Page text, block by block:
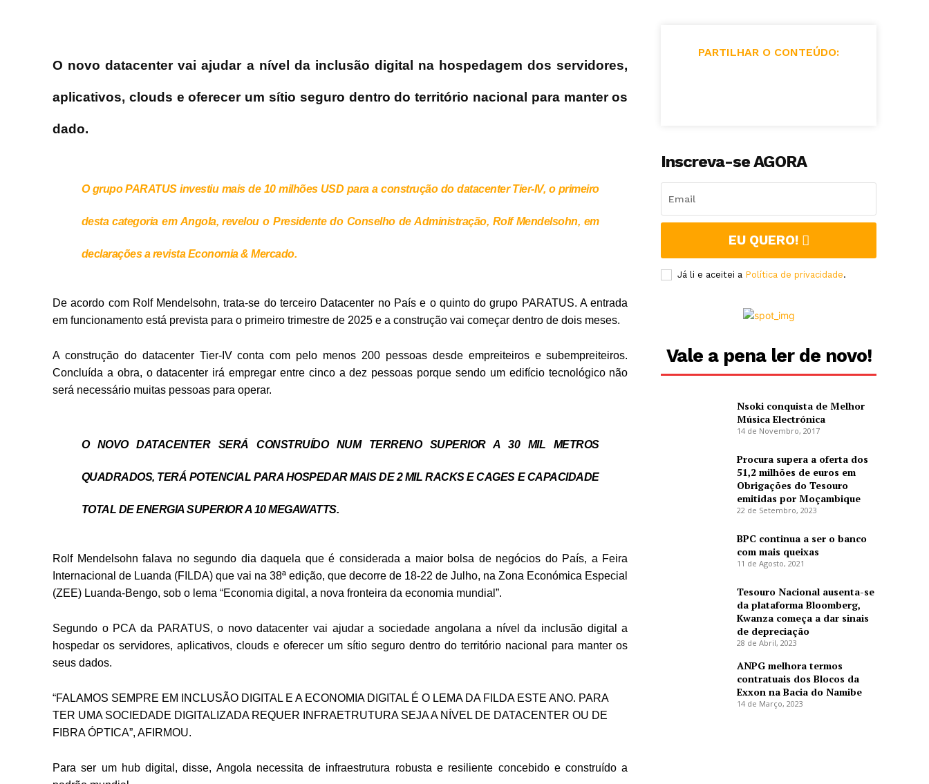
O novo datacenter vai ajudar a nível da inclusão digital na hospedagem dos servidores,
aplicativos, clouds e oferecer um sítio seguro dentro do território nacional para manter os
dado.
O grupo PARATUS investiu mais de 10 milhões USD para a construção do datacenter Tier-IV, o primeiro
desta categoria em Angola, revelou o Presidente do Conselho de Administração, Rolf Mendelsohn, em
declarações a revista Economia & Mercado.
De acordo com Rolf Mendelsohn, trata-se do terceiro Datacenter no País e o quinto do grupo PARATUS. A entrada
em funcionamento está prevista para o primeiro trimestre de 2025 e a construção vai começar dentro de dois meses.
A construção do datacenter Tier-IV conta com pelo menos 200 pessoas desde empreiteiros e subempreiteiros.
Concluída a obra, o datacenter irá empregar entre cinco a dez pessoas porque sendo um edifício tecnológico não
será necessário muitas pessoas para operar.
O NOVO DATACENTER SERÁ CONSTRUÍDO NUM TERRENO SUPERIOR A 30 MIL METROS
QUADRADOS, TERÁ POTENCIAL PARA HOSPEDAR MAIS DE 2 MIL RACKS E CAGES E CAPACIDADE
TOTAL DE ENERGIA SUPERIOR A 10 MEGAWATTS.
Rolf Mendelsohn falava no segundo dia daquela que é considerada a maior bolsa de negócios do País, a Feira
Internacional de Luanda (FILDA) que vai na 38ª edição, que decorre de 18-22 de Julho, na Zona Económica Especial
(ZEE) Luanda-Bengo, sob o lema “Economia digital, a nova fronteira da economia mundial”.
Segundo o PCA da PARATUS, o novo datacenter vai ajudar a sociedade angolana a nível da inclusão digital a
hospedar os servidores, aplicativos, clouds e oferecer um sítio seguro dentro do território nacional para manter os
seus dados.
“FALAMOS SEMPRE EM INCLUSÃO DIGITAL E A ECONOMIA DIGITAL É O LEMA DA FILDA ESTE ANO. PARA
TER UMA SOCIEDADE DIGITALIZADA REQUER INFRAETRUTURA SEJA A NÍVEL DE DATACENTER OU DE
FIBRA ÓPTICA”, AFIRMOU.
Para ser um hub digital, disse, Angola necessita de infraestrutura robusta e resiliente concebido e construído a
PARTILHAR O CONTEÚDO:
Inscreva-se AGORA
EU QUERO!
Já li e aceitei a Política de privacidade.
Vale a pena ler de novo!
Nsoki conquista de Melhor
Música Electrónica
14 de Novembro, 2017
Procura supera a oferta dos
51,2 milhões de euros em
Obrigações do Tesouro
emitidas por Moçambique
22 de Setembro, 2023
BPC continua a ser o banco
com mais queixas
11 de Agosto, 2021
Tesouro Nacional ausenta-se
da plataforma Bloomberg,
Kwanza começa a dar sinais
de depreciação
28 de Abril, 2023
ANPG melhora termos
contratuais dos Blocos da
Exxon na Bacia do Namibe
14 de Março, 2023